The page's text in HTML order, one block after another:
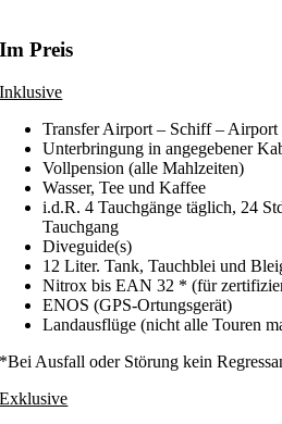
Im Preis
Inklusive
Transfer Airport – Schiff – Airport
Unterbringung in angegebener
Vollpension (alle Mahlzeiten)
Wasser, Tee und Kaffee
i.d.R. 4 Tauchgänge täglich, 24
Tauchgang
Diveguide(s)
12 Liter. Tank, Tauchblei und
Nitrox bis EAN 32 * (für
ENOS (GPS-Ortungsgerät)
Landausflüge (nicht alle Touren
*Bei Ausfall oder Störung kein
Exklusive